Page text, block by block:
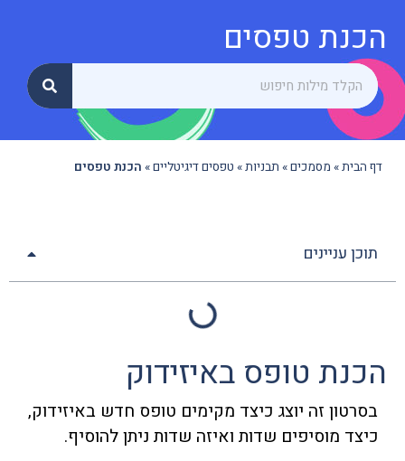
הכנת טפסים
דף הבית» מסמכים» תבניות» טפסים דיגיטליים» הכנת טפסים
תוכן עניינים
הכנת טופס באיזידוק
בסרטון זה יוצג כיצד מקימים טופס חדש באיזידוק,
כיצד מוסיפים שדות ואיזה שדות ניתן להוסיף.